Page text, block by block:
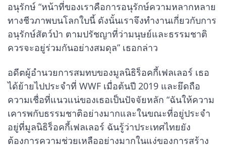
อนุรักษ์ “หน้าที่ของเราคือการอนุรักษ์ความหลากหลาย
ทางชีวภาพบนโลกใบนี้ ดังนั้นเราจึงทำงานเกี่ยวกับการ
อนุรักษ์สัตว์ป่า ตามปรัชญาที่ว่ามนุษย์และธรรมชาติ
ควรจะอยู่ร่วมกันอย่างสมดุล” เธอกล่าว
อดีตผู้อำนวยการสมทบของมูลนิธิร็อคกี้เฟลเลอร์ เธอ
ได้ย้ายไปประจำที่ WWF เมื่อต้นปี 2019 และยึดถือ
ความเชื่อที่แนวแน่ของเธอเป็นปัจจัยหลัก “ฉันให้ความ
เคารพกับธรรมชาติอย่างมากและในขณะที่อยู่ประจำ
อยู่ที่มูลนิธิร็อคกี้เฟลเลอร์ ฉันรู้ว่าประเทศไทยยัง
ต้องการความช่วยเหลืออย่างมากในแง่ของการสร้าง